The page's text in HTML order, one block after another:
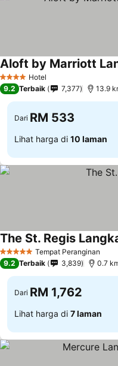
4 BintangHotel
Aloft by Marriott
9.2 Terbaik 7,377 13.9
Dari RM 533
Lihat harga di 10 laman
5 Bintang Tempat Peranginan
The St. Regis
9.2 Terbaik 3,839 0.7
Dari RM 1,762
Lihat harga di 7 laman